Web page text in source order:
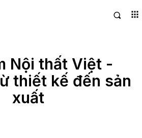
Nội thất Việt -
thiết kế đến sản
xuất